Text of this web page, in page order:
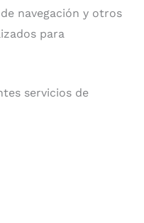
navegación y otros
para
servicios de